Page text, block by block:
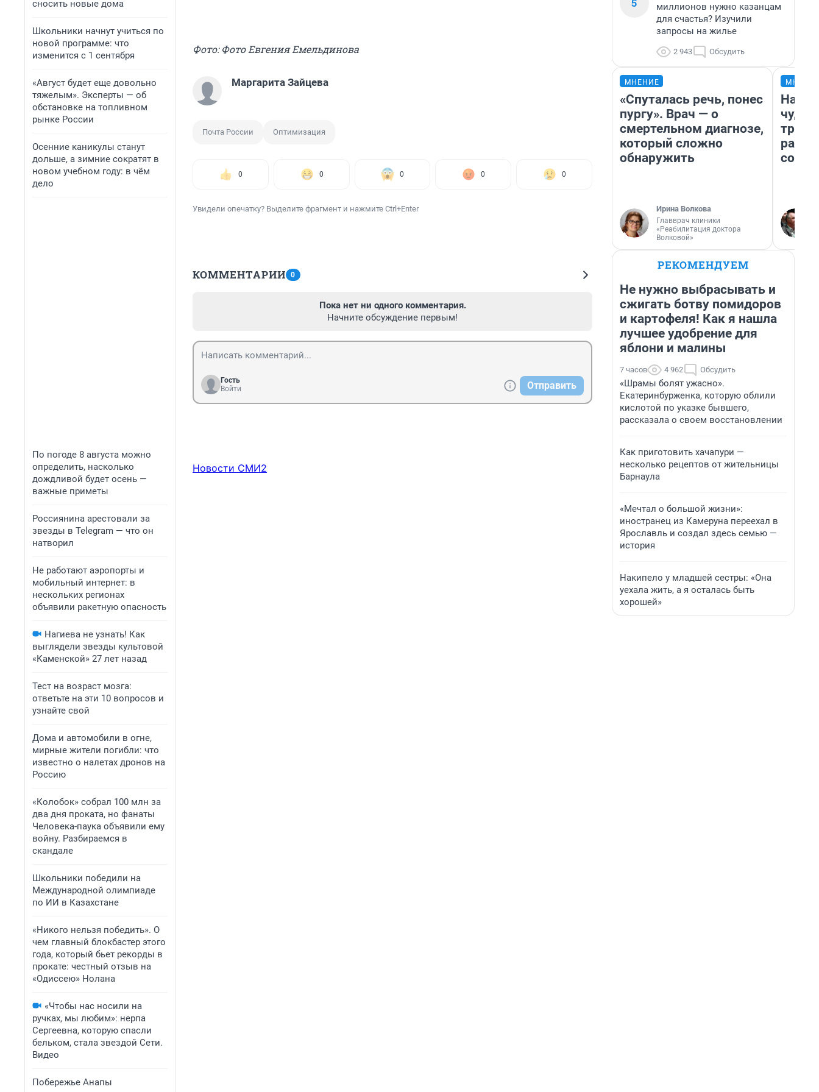
сносить новые дома
Школьники начнут учиться по
новой программе: что
изменится с 1 сентября
«Август будет еще довольно
тяжелым». Эксперты — об
обстановке на топливном
рынке России
Осенние каникулы станут
дольше, а зимние сократят в
новом учебном году: в чём
дело
По погоде 8 августа можно
определить, насколько
дождливой будет осень —
важные приметы
Россиянина арестовали за
звезды в Telegram — что он
натворил
Не работают аэропорты и
мобильный интернет: в
нескольких регионах
объявили ракетную опасность
Нагиева не узнать! Как
выглядели звезды культовой
«Каменской» 27 лет назад
Тест на возраст мозга:
ответьте на эти 10 вопросов и
узнайте свой
Дома и автомобили в огне,
мирные жители погибли: что
известно о налетах дронов на
Россию
«Колобок» собрал 100 млн за
два дня проката, но фанаты
Человека-паука объявили ему
войну. Разбираемся в
скандале
Школьники победили на
Международной олимпиаде
по ИИ в Казахстане
«Никого нельзя победить». О
чем главный блокбастер этого
года, который бьет рекорды в
прокате: честный отзыв на
«Одиссею» Нолана
«Чтобы нас носили на
ручках, мы любим»: нерпа
Сергеевна, которую спасли
бельком, стала звездой Сети.
Видео
Побережье Анапы
Фото: Фото Евгения Емельдинова
Маргарита Зайцева
Почта России Оптимизация
0 0 0 0 0
Увидели опечатку? Выделите фрагмент и нажмите Ctrl+Enter
КОММЕНТАРИИ 0
Пока нет ни одного комментария.
Начните обсуждение первым!
Гость
Войти
Отправить
Новости СМИ2
миллионов нужно казанцам
для счастья? Изучили
запросы на жилье
2 943 Обсудить
МНЕНИЕ
«Спуталась речь, понес
пургу». Врач — о
смертельном диагнозе,
который сложно
обнаружить
Ирина Волкова
Главврач клиники
«Реабилитация доктора
Волковой»
РЕКОМЕНДУЕМ
Не нужно выбрасывать и
сжигать ботву помидоров
и картофеля! Как я нашла
лучшее удобрение для
яблони и малины
7 часов 4 962 Обсудить
«Шрамы болят ужасно».
Екатеринбурженка, которую облили
кислотой по указке бывшего,
рассказала о своем восстановлении
Как приготовить хачапури —
несколько рецептов от жительницы
Барнаула
«Мечтал о большой жизни»:
иностранец из Камеруна переехал в
Ярославль и создал здесь семью —
история
Накипело у младшей сестры: «Она
уехала жить, а я осталась быть
хорошей»